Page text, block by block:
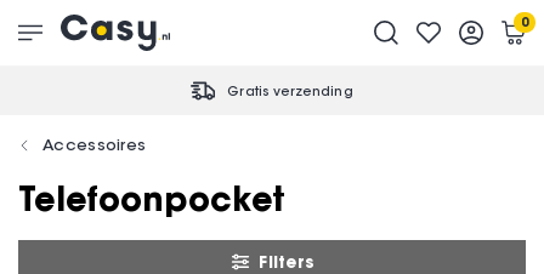
Gratis verzending
0
Accessoires
Telefoonpocket
Filters